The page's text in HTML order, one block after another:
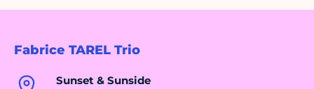
Fabrice TAREL Trio
Sunset & Sunside